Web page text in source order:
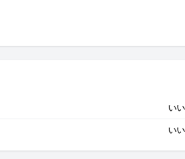
い
い